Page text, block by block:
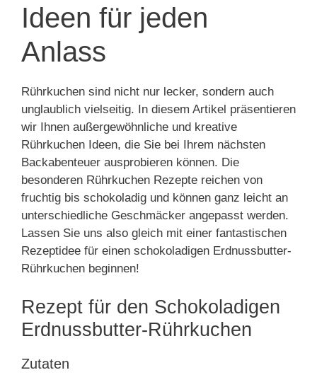
Ideen für jeden
Anlass
Rührkuchen sind nicht nur lecker, sondern auch
unglaublich vielseitig. In diesem Artikel präsentieren
wir Ihnen außergewöhnliche und kreative
Rührkuchen Ideen, die Sie bei Ihrem nächsten
Backabenteuer ausprobieren können. Die
besonderen Rührkuchen Rezepte reichen von
fruchtig bis schokoladig und können ganz leicht an
unterschiedliche Geschmäcker angepasst werden.
Lassen Sie uns also gleich mit einer fantastischen
Rezeptidee für einen schokoladigen Erdnussbutter-
Rührkuchen beginnen!
Rezept für den Schokoladigen
Erdnussbutter-Rührkuchen
Zutaten